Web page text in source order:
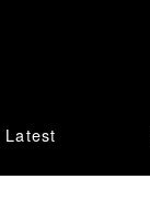
Latest